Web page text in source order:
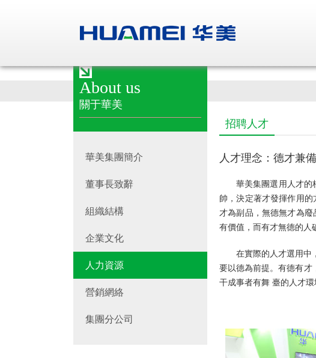
About us
關于華美
華美集團簡介
董事長致辭
組織結構
企業文化
人力資源
營銷網絡
集團分公司
招聘人才
人才理念：德才兼
華美集團選用人才的
帥，決定著才發揮作用
才為副品，無德無才為
有價值，而有才無德的人
在實際的人才選用中
要以德為前提。有德有才
干成事者有舞 臺的人才環